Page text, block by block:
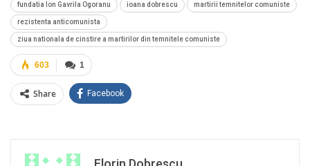
fundatia Ion Gavrila Ogoranu ioana dobrescu martirii temnitelor comuniste
rezistenta anticomunista
ziua nationala de cinstire a martirilor din temnitele comuniste
1
603
Share Facebook